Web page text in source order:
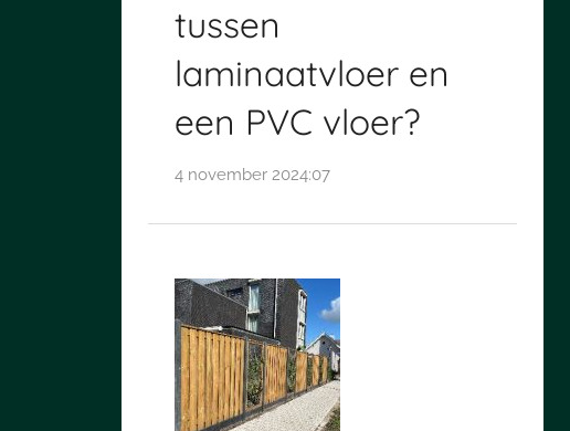
tussen
laminaatvloer en
een PVC vloer?
4 november 2024:07